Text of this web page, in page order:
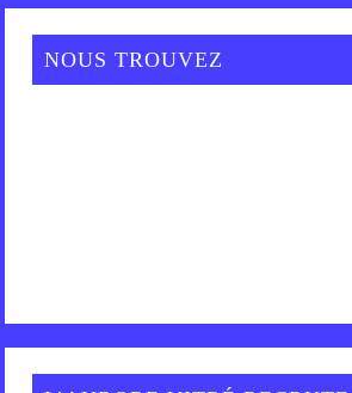
NOUS TROUVEZ